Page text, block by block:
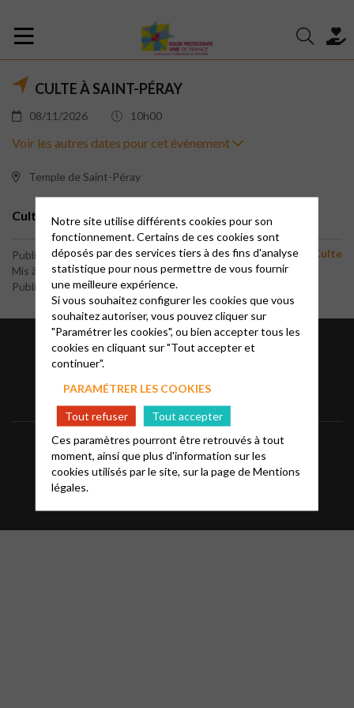
CULTE À SAINT-PÉRAY
08/11/2026 10h00
Voir les autres dates pour cet évènement
Temple de Saint-Péray
Culte au temple, place de la mairie.
Publié le 25 octobre 2022
Mis à jour le 28 juillet 2026
Publié par le webmaster
Culte
Informations Mentions légales
Glossaire Contact
Notre site utilise différents cookies pour son
fonctionnement. Certains de ces cookies sont
déposés par des services tiers à des fins d'analyse
statistique pour nous permettre de vous fournir
une meilleure expérience.
Si vous souhaitez configurer les cookies que vous
souhaitez autoriser, vous pouvez cliquer sur
"Paramétrer les cookies", ou bien accepter tous les
cookies en cliquant sur "Tout accepter et
continuer".
PARAMÉTRER LES COOKIES
Tout refuser
Tout accepter
Ces paramètres pourront être retrouvés à tout
moment, ainsi que plus d'information sur les
cookies utilisés par le site, sur la page deMentions
légales.